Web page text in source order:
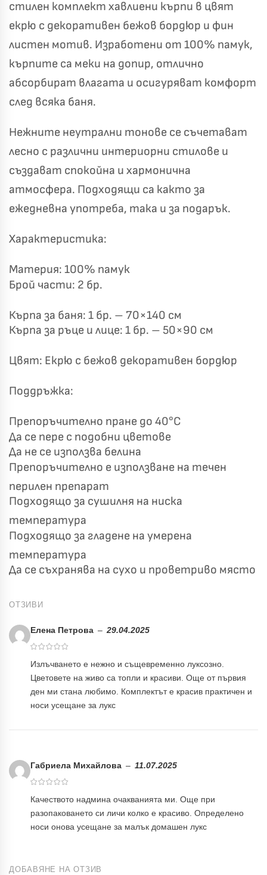
стилен комплект хавлиени кърпи в цвят
екрю с декоративен бежов бордюр и фин
листен мотив. Изработени от 100% памук,
кърпите са меки на допир, отлично
абсорбират влагата и осигуряват комфорт
след всяка баня.
Нежните неутрални тонове се съчетават
лесно с различни интериорни стилове и
създават спокойна и хармонична
атмосфера. Подходящи са както за
ежедневна употреба, така и за подарък.
Характеристика:
Материя: 100% памук
Брой части: 2 бр.
Кърпа за баня: 1 бр. – 70×140 см
Кърпа за ръце и лице: 1 бр. – 50×90 см
Цвят: Екрю с бежов декоративен бордюр
Поддръжка:
Препоръчително пране до 40°C
Да се пере с подобни цветове
Да не се използва белина
Препоръчително е използване на течен
перилен препарат
Подходящо за сушилня на ниска
температура
Подходящо за гладене на умерена
температура
Да се съхранява на сухо и проветриво място
ОТЗИВИ
Елена Петрова – 29.04.2025
Излъчването е нежно и същевременно луксозно.
Цветовете на живо са топли и красиви. Още от първия
ден ми стана любимо. Комплектът е красив практичен и
носи усещане за лукс
Габриела Михайлова – 11.07.2025
Качеството надмина очакванията ми. Още при
разопаковането си личи колко е красиво. Определено
носи онова усещане за малък домашен лукс
ДОБАВЯНЕ НА ОТЗИВ
🎁 Късметът избра Вас!
✦
✦
✦
✦
Бяло и Небесносиньо
Светлосиво и Антрацит Пепел от Рози